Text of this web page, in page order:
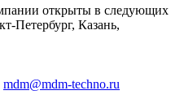
открыты в следующих
Петербург, Казань,
mdm@mdm-techno.ru